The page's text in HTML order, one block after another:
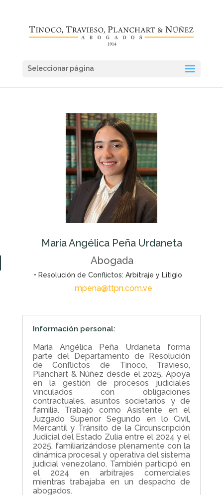
Seleccionar página
María Angélica Peña Urdaneta
Abogada
• Resolución de Conflictos: Arbitraje y Litigio
mpena@ttpn.com.ve
Información personal:
María Angélica Peña Urdaneta forma
parte del Departamento de Resolución
de Conflictos de Tinoco, Travieso,
Planchart & Núñez desde el 2025. Apoya
en la gestión de procesos judiciales
vinculados con obligaciones
contractuales, asuntos societarios y de
familia. Trabajó como Asistente en el
Juzgado Superior Segundo en lo Civil,
Mercantil y Tránsito de la Circunscripción
Judicial del Estado Zulia entre el 2024 y el
2025, familiarizándose plenamente con la
dinámica procesal y operativa del sistema
judicial venezolano. También participó en
el 2024 en arbitrajes comerciales
mientras trabajaba en un despacho de
abogados.